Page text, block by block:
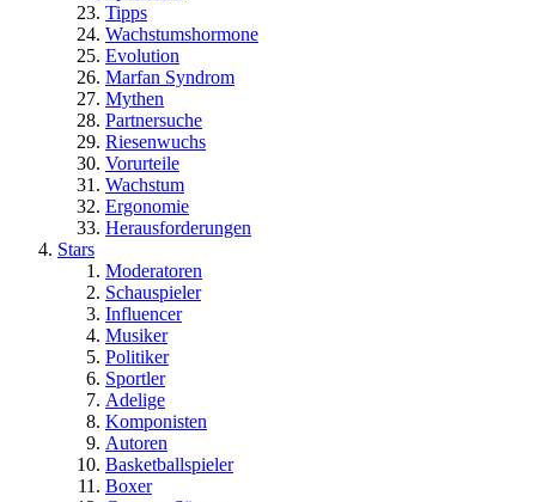
Tipps
Wachstumshormone
Evolution
Marfan Syndrom
Mythen
Partnersuche
Riesenwuchs
Vorurteile
Wachstum
Ergonomie
Herausforderungen
Stars
Moderatoren
Schauspieler
Influencer
Musiker
Politiker
Sportler
Adelige
Komponisten
Autoren
Basketballspieler
Boxer